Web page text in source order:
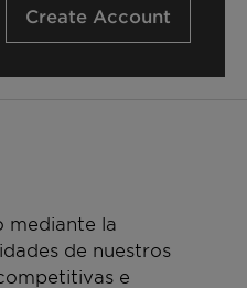
Create Account
mediante la
de nuestros
e